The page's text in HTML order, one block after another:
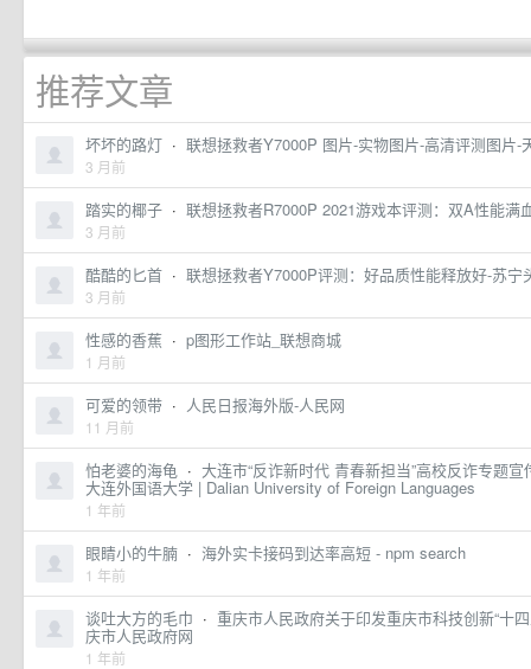
推荐文章
坏坏的路灯 · 联想拯救者Y7000P 图片-实物图片-高清评测图片-
3 月前
踏实的椰子 · 联想拯救者R7000P 2021游戏本评测：双A性能满
3 月前
酷酷的匕首 · 联想拯救者Y7000P评测：好品质性能释放好-苏宁
3 月前
性感的香蕉 · p图形工作站_联想商城
1 月前
可爱的领带 · 人民日报海外版-人民网
11 月前
怕老婆的海龟 · 大连市“反诈新时代 青春新担当”高校反诈专题
大连外国语大学 | Dalian University of Foreign Languages
1 年前
眼睛小的牛腩 · 海外实卡接码到达率高短 - npm search
1 年前
谈吐大方的毛巾 · 重庆市人民政府关于印发重庆市科技创新“十
庆市人民政府网
1 年前